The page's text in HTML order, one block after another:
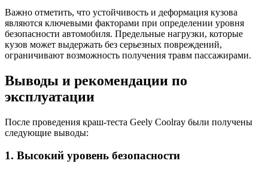
Важно отметить, что устойчивость и деформация кузова
являются ключевыми факторами при определении уровня
безопасности автомобиля. Предельные нагрузки, которые
кузов может выдержать без серьезных повреждений,
ограничивают возможность получения травм пассажирами.
Выводы и рекомендации по
эксплуатации
После проведения краш-теста Geely Coolray были получены
следующие выводы:
1. Высокий уровень безопасности